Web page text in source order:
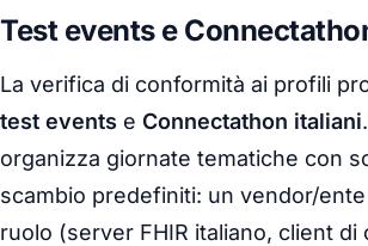
Test events e
La verifica di conformità ai profili
test events e Connectathon italiani
organizza giornate tematiche con
scambio predefiniti: un vendor/
ruolo (server FHIR italiano, client di